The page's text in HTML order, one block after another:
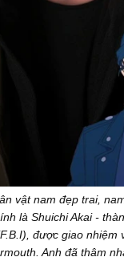
vật nam đẹp trai,
là Shuichi Akai -
được giao nhiệm
Anh đã thâm